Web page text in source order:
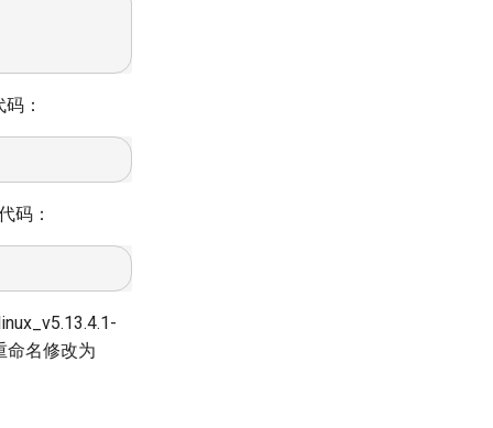
：
码：
命名修改为